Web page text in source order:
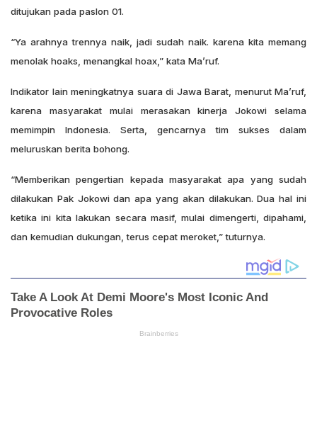
ditujukan pada paslon 01.
“Ya arahnya trennya naik, jadi sudah naik. karena kita memang
menolak hoaks, menangkal hoax,” kata Ma’ruf.
Indikator lain meningkatnya suara di Jawa Barat, menurut Ma’ruf,
karena masyarakat mulai merasakan kinerja Jokowi selama
memimpin Indonesia. Serta, gencarnya tim sukses dalam
meluruskan berita bohong.
“Memberikan pengertian kepada masyarakat apa yang sudah
dilakukan Pak Jokowi dan apa yang akan dilakukan. Dua hal ini
ketika ini kita lakukan secara masif, mulai dimengerti, dipahami,
dan kemudian dukungan, terus cepat meroket,” tuturnya.